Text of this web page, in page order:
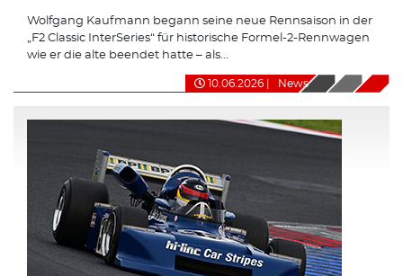
Wolfgang Kaufmann begann seine neue Rennsaison in der
„F2 Classic InterSeries“ für historische Formel-2-Rennwagen
wie er die alte beendet hatte – als...
10.06.2026 News